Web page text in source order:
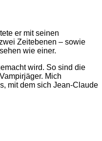
er mit seinen
Zeitebenen – sowie
wie einer.
wird. So sind die
Mich
mit dem sich Jean-Claude